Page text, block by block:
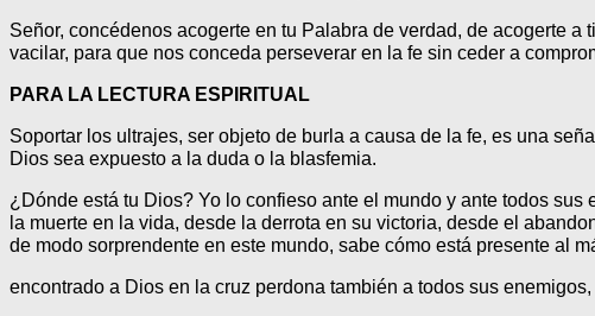
Señor, concédenos acogerte en tu Palabra de verdad, de acogerte
vacilar, para que nos conceda perseverar en la fe sin ceder a
PARA LA LECTURA ESPIRITUAL
Soportar los ultrajes, ser objeto de burla a causa de la fe, es una
Dios sea expuesto a la duda o la blasfemia.
¿Dónde está tu Dios? Yo lo confieso ante el mundo y ante todos
la muerte en la vida, desde la derrota en su victoria, desde el
de modo sorprendente en este mundo, sabe cómo está presente al
encontrado a Dios en la cruz perdona también a todos sus